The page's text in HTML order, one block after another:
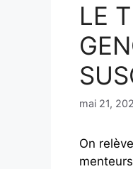
LE
mai 21,
On